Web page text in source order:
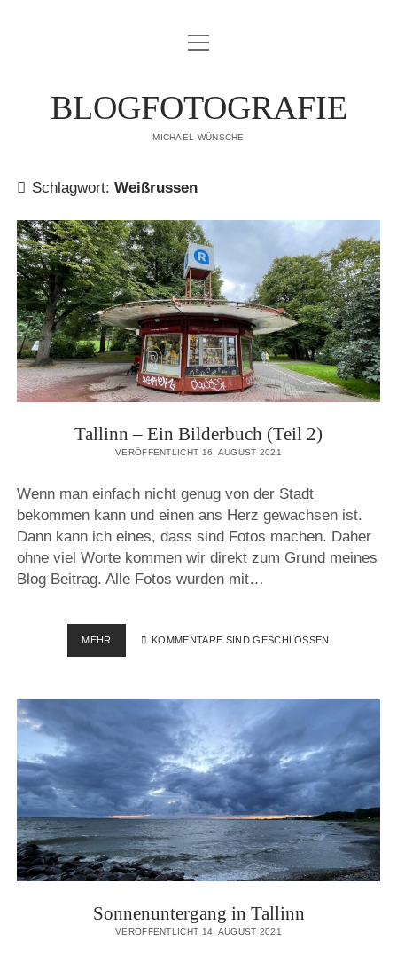
IMPRESSUM
Menü
öffnen
BLOGFOTOGRAFIE
MICHAEL WÜNSCHE
Schlagwort: Weißrussen
Tallinn – Ein Bilderbuch (Teil 2)
VERÖFFENTLICHT 16. AUGUST 2021
Wenn man einfach nicht genug von der Stadt
bekommen kann und einen ans Herz gewachsen ist.
Dann kann ich eines, dass sind Fotos machen. Daher
ohne viel Worte kommen wir direkt zum Grund meines
Blog Beitrag. Alle Fotos wurden mit…
MEHR TALLINN
–
KOMMENTARE SIND GESCHLOSSEN
Sonnenuntergang in Tallinn
VERÖFFENTLICHT 14. AUGUST 2021